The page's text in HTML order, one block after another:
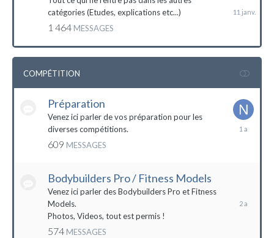
catégories (Etudes, explications etc...)
1 464 MESSAGES
COMPÉTITION
Préparation
Venez ici parler de vos préparation pour les
diverses compétitions.
609 MESSAGES
14
Bodybuilders Pro / Fitness Models
Venez ici parler des Bodybuilders Pro et Fitness
Models.
Photos, Videos, tout est permis !
574 MESSAGES
2021